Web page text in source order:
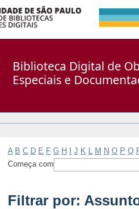
Biblioteca Digital de
Especiais e
A B C D E F G H J K M N O P Q
Começa com
Filtrar por: